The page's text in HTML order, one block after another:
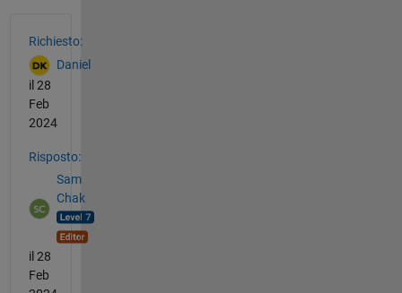
Richiesto:
Daniel
il 28
Feb
2024
Risposto:
Sam
Chak
il 28
Feb